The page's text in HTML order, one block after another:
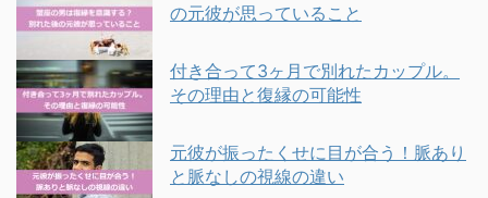
の元彼が思っていること
付き合って3ヶ月で別れたカップル。
その理由と復縁の可能性
元彼が振ったくせに目が合う！脈あり
と脈なしの視線の違い